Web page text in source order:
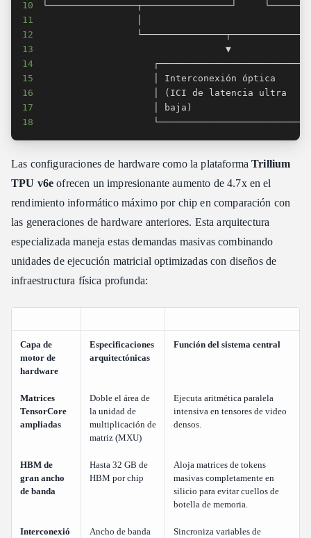
10
11
12
13
14
15
16
17
18
                    └─────────────────────────┘
Las configuraciones de hardware como la plataformaTrillium
TPU v6e ofrecen un impresionante aumento de 4.7x en el
rendimiento informático máximo por chip en comparación con
las generaciones de hardware anteriores. Esta arquitectura
especializada maneja estas demandas masivas combinando
unidades de ejecución matricial optimizadas con diseños de
infraestructura física profunda:
Capa de
motor de
hardware
Especificaciones
arquitectónicas
Función del sistema central
Matrices
TensorCore
ampliadas
Doble el área de
la unidad de
multiplicación de
matriz (MXU)
Ejecuta aritmética paralela
intensiva en tensores de video
densos.
HBM de
gran ancho
de banda
Hasta 32 GB de
HBM por chip
Aloja matrices de tokens
masivas completamente en
silicio para evitar cuellos de
botella de memoria.
Interconexió
Ancho de banda
Sincroniza variables de